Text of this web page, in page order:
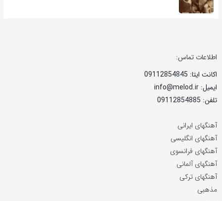
اطلاعات تماس:
اکانت ایتا: 09112854845
ایمیل: info@melod.ir
تلفن: 09112854885
آهنگهای ایرانی
آهنگهای انگلیسی
آهنگهای فرانسوی
آهنگهای آلمانی
آهنگهای ترکی
مذهبی